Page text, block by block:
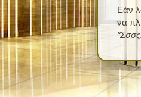
Εάν
να